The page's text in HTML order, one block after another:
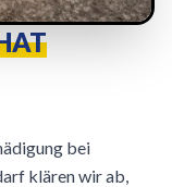
bei
klären wir ab,